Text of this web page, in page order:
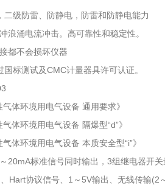
级防雷、防静电，防雷和防静电能力
涌电流冲击。高可靠性和稳定性。
都不会损坏仪器
测试及CMC计量器具许可认证。
环境用电气设备 通用要求》
环境用电气设备 隔爆型“d”》
环境用电气设备 本质安全型“i”》
标准信号同时输出，3组继电器开关
协议信号、1～5V输出、无线传输(2～